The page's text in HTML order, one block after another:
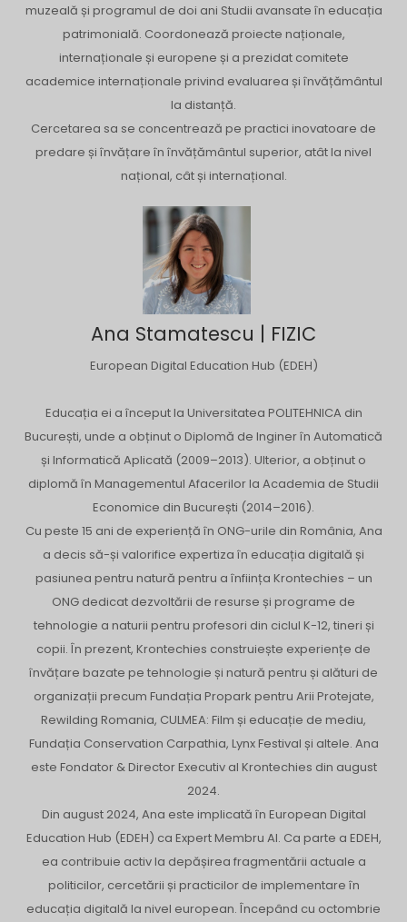
muzeală și programul de doi ani Studii avansate în educația
patrimonială. Coordonează proiecte naționale,
internaționale și europene și a prezidat comitete
academice internaționale privind evaluarea și învățământul
la distanță.
Cercetarea sa se concentrează pe practici inovatoare de
predare și învățare în învățământul superior, atât la nivel
național, cât și internațional.
Ana Stamatescu | FIZIC
European Digital Education Hub (EDEH)
Educația ei a început la Universitatea POLITEHNICA din
București, unde a obținut o Diplomă de Inginer în Automatică
și Informatică Aplicată (2009–2013). Ulterior, a obținut o
diplomă în Managementul Afacerilor la Academia de Studii
Economice din București (2014–2016).
Cu peste 15 ani de experiență în ONG-urile din România, Ana
a decis să-și valorifice expertiza în educația digitală și
pasiunea pentru natură pentru a înființa Krontechies – un
ONG dedicat dezvoltării de resurse și programe de
tehnologie a naturii pentru profesori din ciclul K-12, tineri și
copii. În prezent, Krontechies construiește experiențe de
învățare bazate pe tehnologie și natură pentru și alături de
organizații precum Fundația Propark pentru Arii Protejate,
Rewilding Romania, CULMEA: Film și educație de mediu,
Fundația Conservation Carpathia, Lynx Festival și altele. Ana
este Fondator & Director Executiv al Krontechies din august
2024.
Din august 2024, Ana este implicată în European Digital
Education Hub (EDEH) ca Expert Membru AI. Ca parte a EDEH,
ea contribuie activ la depășirea fragmentării actuale a
politicilor, cercetării și practicilor de implementare în
educația digitală la nivel european. Începând cu octombrie